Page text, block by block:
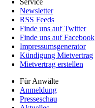
Service
Newsletter
RSS Feeds
Finde uns auf Twitter
Finde uns auf Facebook
Impressumsgenerator
Kündigung Mietvertrag
Mietvertrag erstellen
Für Anwälte
Anmeldung
Presseschau